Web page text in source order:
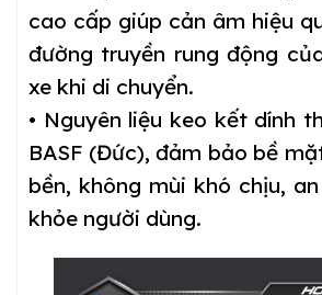
cao cấp giúp cản âm hiệu
đường truyền rung động
xe khi di chuyển.
• Nguyên liệu keo kết dính
BASF (Đức), đảm bảo bề
bền, không mùi khó chịu,
khỏe người dùng.